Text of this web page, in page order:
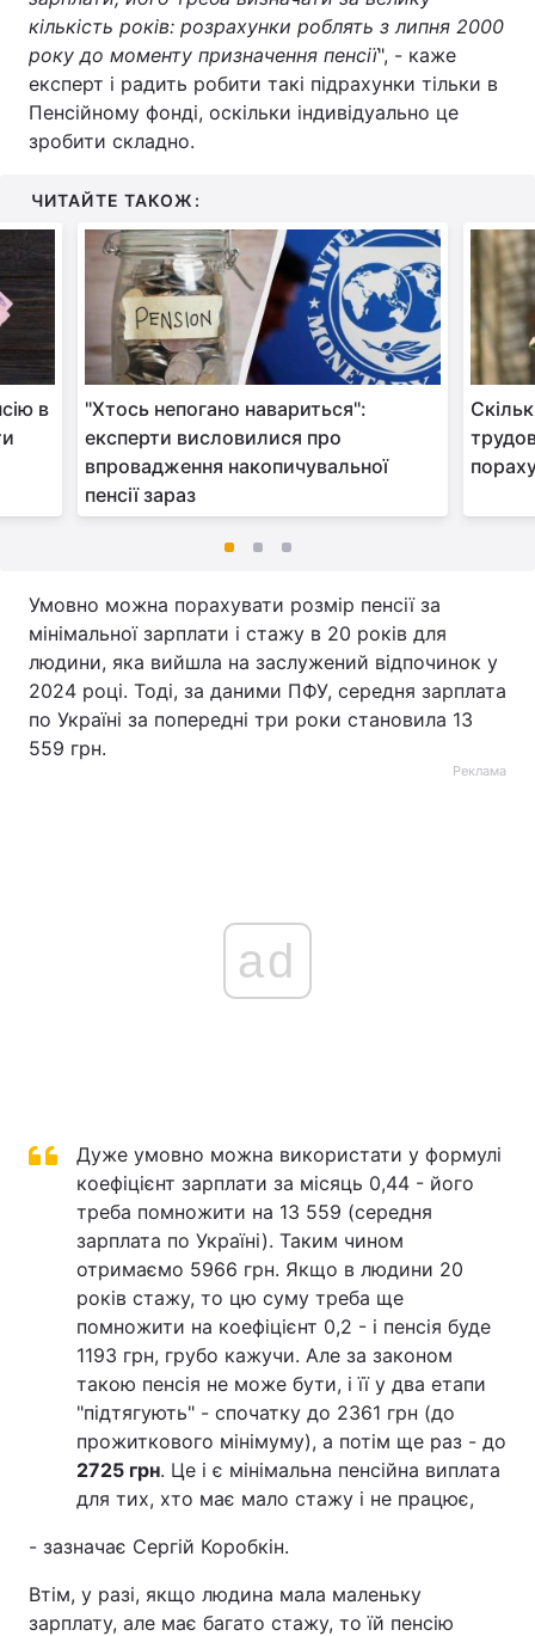
кількість років: розрахунки роблять з липня 2000
року до моменту призначення пенсії", - каже
експерт і радить робити такі підрахунки тільки в
Пенсійному фонді, оскільки індивідуально це
зробити складно.
ЧИТАЙТЕ ТАКОЖ:
в
"Хтось непогано навариться":
експерти висловилися про
впровадження накопичувальної
пенсії зараз
Умовно можна порахувати розмір пенсії за
мінімальної зарплати і стажу в 20 років для
людини, яка вийшла на заслужений відпочинок у
2024 році. Тоді, за даними ПФУ, середня зарплата
по Україні за попередні три роки становила 13
559 грн.
Реклама
ad
Дуже умовно можна використати у формулі
коефіцієнт зарплати за місяць 0,44 - його
треба помножити на 13 559 (середня
зарплата по Україні). Таким чином
отримаємо 5966 грн. Якщо в людини 20
років стажу, то цю суму треба ще
помножити на коефіцієнт 0,2 - і пенсія буде
1193 грн, грубо кажучи. Але за законом
такою пенсія не може бути, і її у два етапи
"підтягують" - спочатку до 2361 грн (до
прожиткового мінімуму), а потім ще раз - до
2725 грн. Це і є мінімальна пенсійна виплата
для тих, хто має мало стажу і не працює,
- зазначає Сергій Коробкін.
Втім, у разі, якщо людина мала маленьку
зарплату, але має багато стажу, то їй пенсію